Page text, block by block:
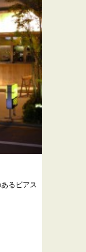
るビアス